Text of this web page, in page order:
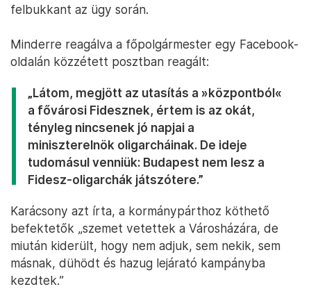
felbukkant az ügy során.
Minderre reagálva a főpolgármester egy Facebook-
oldalán közzétett posztban reagált:
„Látom, megjött az utasítás a »központból«️
a fővárosi Fidesznek, értem is az okát,
tényleg nincsenek jó napjai a
miniszterelnök oligarcháinak. De ideje
tudomásul venniük: Budapest nem lesz a
Fidesz-oligarchák játszótere.”
Karácsony azt írta, a kormánypárthoz köthető
befektetők „szemet vetettek a Városházára, de
miután kiderült, hogy nem adjuk, sem nekik, sem
másnak, dühödt és hazug lejárató kampányba
kezdtek.”